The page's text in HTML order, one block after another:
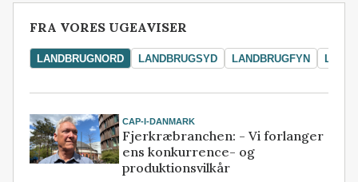
FRA VORES UGEAVISER
LANDBRUGNORD LANDBRUGSYD LANDBRUGFYN
CAP-I-DANMARK
Fjerkræbranchen: - Vi forlanger
ens konkurrence- og
produktionsvilkår